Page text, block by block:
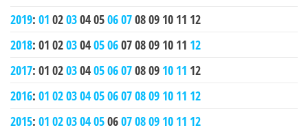
2019: 01 0203040506070809 10 11 12
2018: 01 0203040506070809 10 11 12
2017: 01 0203040506070809 10 11 12
2016: 01 0203040506070809 10 11 12
2015: 01 0203040506070809 10 11 12